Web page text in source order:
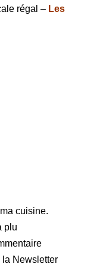
régal – Les
cuisine.
plu
la Newsletter